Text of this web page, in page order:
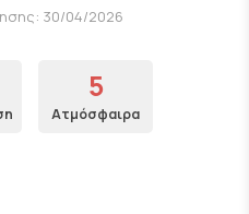
30/04/2026
5
Ατμόσφαιρα